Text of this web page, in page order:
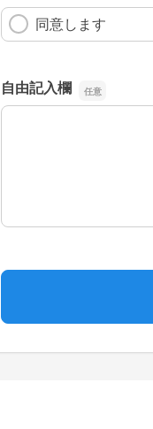
同意します
自由記入欄
自由記入欄